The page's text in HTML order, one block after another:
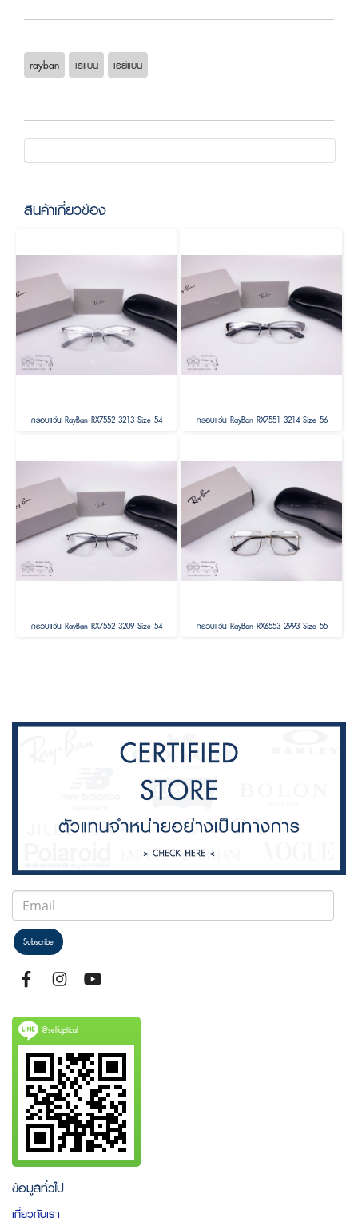
rayban เรแบน เรย์แบน
สินค้าเกี่ยวข้อง
กรอบแว่น RayBan RX7552 3213 Size 54 กรอบแว่น RayBan RX7551 3214 Size 56
กรอบแว่น RayBan RX7552 3209 Size 54 กรอบแว่น RayBan RX6553 2993 Size 55
Subscribe
@selfoptical
ข้อมูลทั่วไป